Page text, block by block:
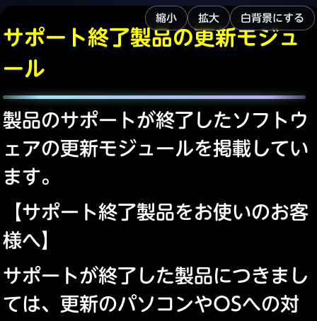
サポート終了製品の更新モジュ
ール
製品のサポートが終了したソフトウ
ェアの更新モジュールを掲載してい
ます。
【サポート終了製品をお使いのお客
様へ】
サポートが終了した製品につきまし
ては、更新のパソコンやOSへの対
縮小 拡大 白背景にする